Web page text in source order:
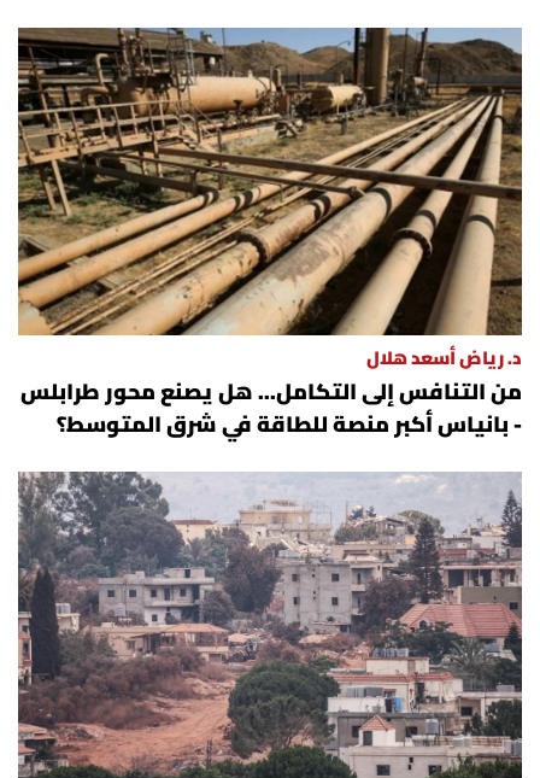
د. رياض أسعد هلال
من التنافس إلى التكامل... هل يصنع محور طرابلس
- بانياس أكبر منصة للطاقة في شرق المتوسط؟